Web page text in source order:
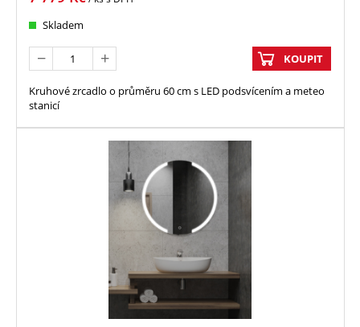
Skladem
KOUPIT
Kruhové zrcadlo o průměru 60 cm s LED podsvícením a meteo
stanicí